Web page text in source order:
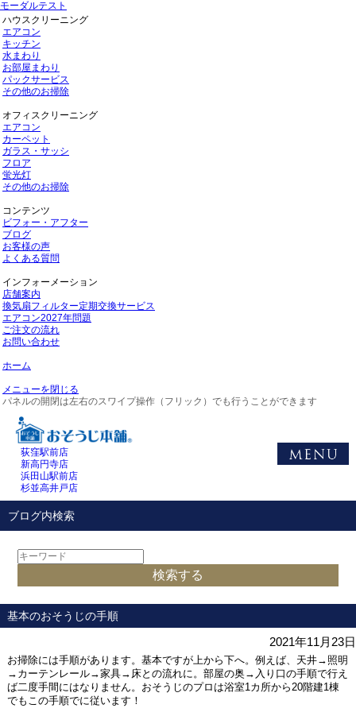
モーダルテスト
ハウスクリーニング
エアコン
キッチン
水まわり
お部屋まわり
パックサービス
その他のお掃除
オフィスクリーニング
エアコン
カーペット
ガラス・サッシ
フロア
蛍光灯
その他のお掃除
コンテンツ
ビフォー・アフター
ブログ
お客様の声
よくある質問
インフォーメーション
店舗案内
換気扇フィルター定期交換サービス
エアコン2027年問題
ご注文の流れ
お問い合わせ
ホーム
メニューを閉じる
パネルの開閉は左右のスワイプ操作（フリック）でも行うことができます
荻窪駅前店
新高円寺店
浜田山駅前店
杉並高井戸店
ブログ内検索
基本のおそうじの手順
2021年11月23日
お掃除には手順があります。基本ですが上から下へ。例えば、天井→照明
→カーテンレール→家具→床との流れに。部屋の奥→入り口の手順で行え
ば二度手間にはなりません。おそうじのプロは浴室1カ所から20階建1棟
でもこの手順でに従います！